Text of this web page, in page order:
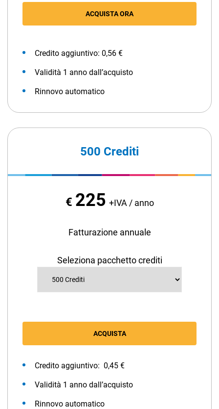
ACQUISTA ORA
Credito aggiuntivo: 0,56 €
Validità 1 anno dall’acquisto
Rinnovo automatico
500 Crediti
€ 225 +IVA / anno
Fatturazione annuale
Seleziona pacchetto crediti
ACQUISTA
Credito aggiuntivo: 0,45 €
Validità 1 anno dall’acquisto
Rinnovo automatico